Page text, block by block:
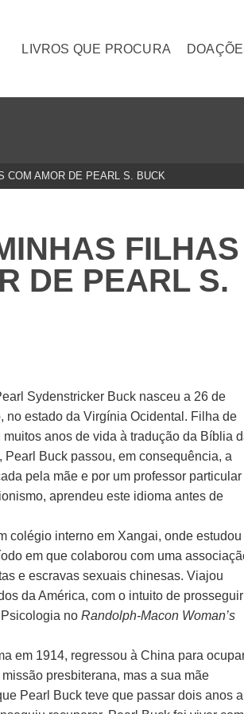
LIVROS QUE PROCURA
COM AMOR DE PEARL S. BUCK
FILHAS
DE PEARL S.
Sydenstricker Buck nasceu a 26 de
no estado da Virgínia Ocidental. Filha de
anos de vida à tradução da Bíblia
Pearl Buck passou, em consequência, a
pela mãe e por um professor particular
aprendeu este idioma antes de
colégio interno em Xangai, onde estudou
em que colaborou com uma
e escravas sexuais chinesas. Viajou
da América, com o intuito de prosseguir
Psicologia noRandolph-Macon Woman’s
em 1914, regressou à China para
presbiterana, mas a sua mãe
Pearl Buck teve que passar dois anos a